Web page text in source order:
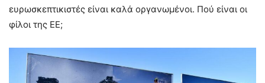
ευρωσκεπτικιστές είναι καλά οργανωμένοι. Πού είναι οι
φίλοι της ΕΕ;